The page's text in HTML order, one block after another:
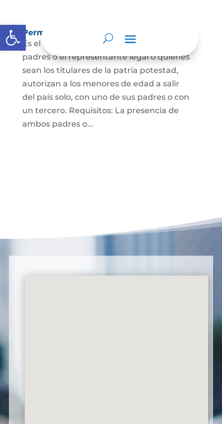
Abrir barra de herramientas
Permisos de salida de país temporal
Es el documento mediante el cual los
padres o el representante legal o quienes
sean los titulares de la patria potestad,
autorizan a los menores de edad a salir
del país solo, con uno de sus padres o con
un tercero. Requisitos: La presencia de
ambos padres o...